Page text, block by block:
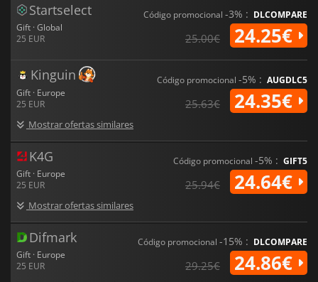
Startselect
Gift · Global
25 EUR
Código promocional -3% : DLCOMPARE
25.00€ 24.25€
Kinguin
Gift · Europe
25 EUR
Mostrar ofertas similares
Código promocional -5% : AUGDLC5
25.63€ 24.35€
K4G
Gift · Europe
25 EUR
Mostrar ofertas similares
Código promocional -5% : GIFT5
25.94€ 24.64€
Difmark
Gift · Europe
25 EUR
Código promocional -15% : DLCOMPARE
29.25€ 24.86€